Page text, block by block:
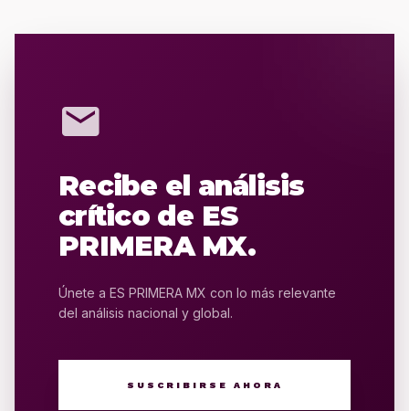
mail
Recibe el análisis
crítico de ES
PRIMERA MX.
Únete a ES PRIMERA MX con lo más relevante
del análisis nacional y global.
SUSCRIBIRSE AHORA